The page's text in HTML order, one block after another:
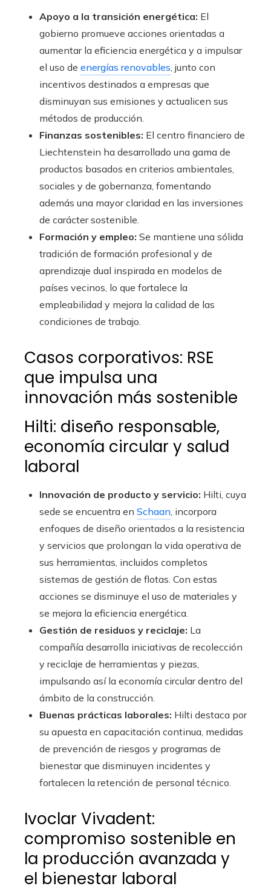
Apoyo a la transición energética: El
gobierno promueve acciones orientadas a
aumentar la eficiencia energética y a impulsar
el uso de energías renovables , junto con
incentivos destinados a empresas que
disminuyan sus emisiones y actualicen sus
métodos de producción.
Finanzas sostenibles: El centro financiero de
Liechtenstein ha desarrollado una gama de
productos basados en criterios ambientales,
sociales y de gobernanza, fomentando
además una mayor claridad en las inversiones
de carácter sostenible.
Formación y empleo: Se mantiene una sólida
tradición de formación profesional y de
aprendizaje dual inspirada en modelos de
países vecinos, lo que fortalece la
empleabilidad y mejora la calidad de las
condiciones de trabajo.
Casos corporativos: RSE
que impulsa una
innovación más sostenible
Hilti: diseño responsable,
economía circular y salud
laboral
Innovación de producto y servicio: Hilti, cuya
sede se encuentra en Schaan , incorpora
enfoques de diseño orientados a la resistencia
y servicios que prolongan la vida operativa de
sus herramientas, incluidos completos
sistemas de gestión de flotas. Con estas
acciones se disminuye el uso de materiales y
se mejora la eficiencia energética.
Gestión de residuos y reciclaje: La
compañía desarrolla iniciativas de recolección
y reciclaje de herramientas y piezas,
impulsando así la economía circular dentro del
ámbito de la construcción.
Buenas prácticas laborales: Hilti destaca por
su apuesta en capacitación continua, medidas
de prevención de riesgos y programas de
bienestar que disminuyen incidentes y
fortalecen la retención de personal técnico.
Ivoclar Vivadent:
compromiso sostenible en
la producción avanzada y
el bienestar laboral